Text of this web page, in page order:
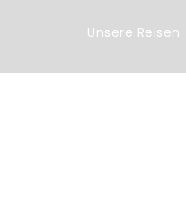
Unsere Reisen